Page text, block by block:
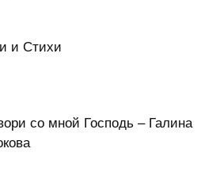
и Стихи
со мной Господь – Галина